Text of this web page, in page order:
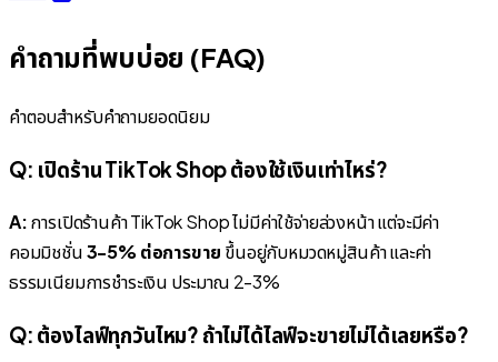
คำถามที่พบบ่อย (FAQ)
คำตอบสำหรับคำถามยอดนิยม
Q: เปิดร้าน TikTok Shop ต้องใช้เงินเท่าไหร่?
A:การเปิดร้านค้า TikTok Shop ไม่มีค่าใช้จ่ายล่วงหน้า แต่จะมีค่า
คอมมิชชั่น3-5% ต่อการขาย ขึ้นอยู่กับหมวดหมู่สินค้า และค่า
ธรรมเนียมการชำระเงิน ประมาณ 2-3%
Q: ต้องไลฟ์ทุกวันไหม? ถ้าไม่ได้ไลฟ์จะขายไม่ได้เลยหรือ?